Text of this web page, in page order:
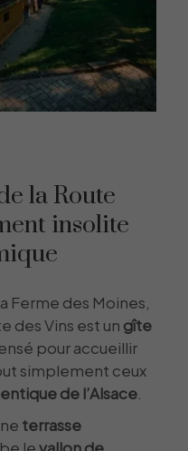
insolite
Ferme des Moines,
des Vins est un gîte
pour accueillir
simplement ceux
de l’Alsace
terrasse